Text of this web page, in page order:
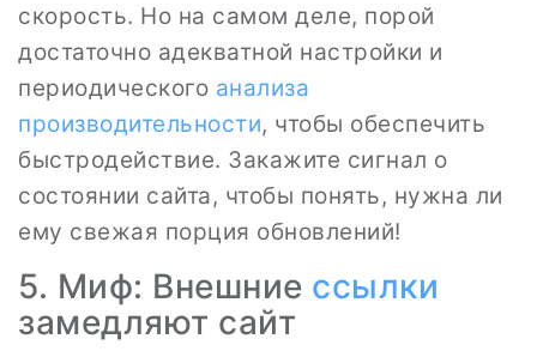
скорость. Но на самом деле, порой
достаточно адекватной настройки и
периодического анализа
производительности, чтобы обеспечить
быстродействие. Закажите сигнал о
состоянии сайта, чтобы понять, нужна ли
ему свежая порция обновлений!
5. Миф: Внешние ссылки
замедляют сайт